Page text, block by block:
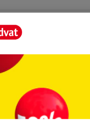
mee te nemen